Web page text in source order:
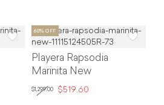
Playera Rapsodia
Marinita New
$1,299.00 $519.60